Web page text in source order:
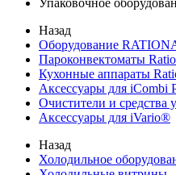
Упаковочное
Назад
Оборудование
Пароконвектоматы
Кухонные аппараты
Аксессуары для iCombi
Очистители и средства
Аксессуары для iVario®
Назад
Холодильное